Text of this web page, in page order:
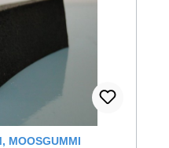
MOOSGUMMI